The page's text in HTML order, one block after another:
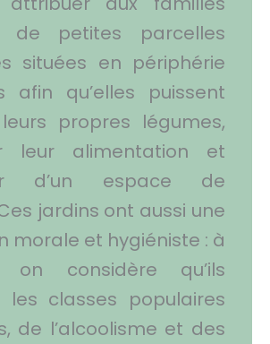
de petites parcelles
situées en périphérie
afin qu’elles puissent
propres légumes,
leur alimentation et
d’un espace de
jardins ont aussi une
morale et hygiéniste : à
on considère qu’ils
les classes populaires
de l’alcoolisme et des